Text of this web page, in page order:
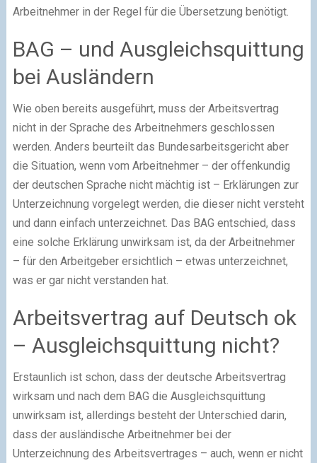
Arbeitnehmer in der Regel für die Übersetzung benötigt.
BAG – und Ausgleichsquittung
bei Ausländern
Wie oben bereits ausgeführt, muss der Arbeitsvertrag
nicht in der Sprache des Arbeitnehmers geschlossen
werden. Anders beurteilt das Bundesarbeitsgericht aber
die Situation, wenn vom Arbeitnehmer – der offenkundig
der deutschen Sprache nicht mächtig ist – Erklärungen zur
Unterzeichnung vorgelegt werden, die dieser nicht versteht
und dann einfach unterzeichnet. Das BAG entschied, dass
eine solche Erklärung unwirksam ist, da der Arbeitnehmer
– für den Arbeitgeber ersichtlich – etwas unterzeichnet,
was er gar nicht verstanden hat.
Arbeitsvertrag auf Deutsch ok
– Ausgleichsquittung nicht?
Erstaunlich ist schon, dass der deutsche Arbeitsvertrag
wirksam und nach dem BAG die Ausgleichsquittung
unwirksam ist, allerdings besteht der Unterschied darin,
dass der ausländische Arbeitnehmer bei der
Unterzeichnung des Arbeitsvertrages – auch, wenn er nicht